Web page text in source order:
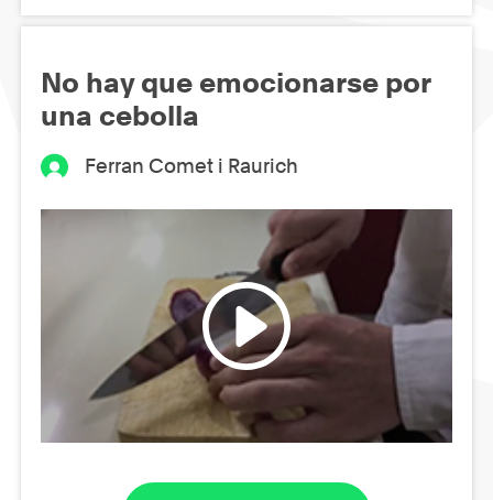
No hay que emocionarse por
una cebolla
Ferran Comet i Raurich